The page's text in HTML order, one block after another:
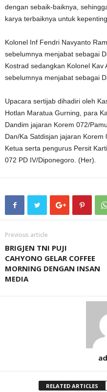
dengan sebaik-baiknya,
karya terbaiknya untuk
Kolonel Inf Fendri Navyanto
sebelumnya menjabat sebagai
Kostrad sedangkan Kolonel Kav
sebelumnya menjabat sebagai
Upacara sertijab dihadiri oleh
Hotlan Maratua Gurning, para
Dandim jajaran Korem 072/
Dan/Ka Satdisjan jajaran
Ketua serta pengurus Persit
072 PD IV/Diponegoro. (Her).
Previous article
BRIGJEN TNI PUJI
CAHYONO GELAR COFFEE
MORNING DENGAN INSAN
MEDIA
RELATED ARTICLES